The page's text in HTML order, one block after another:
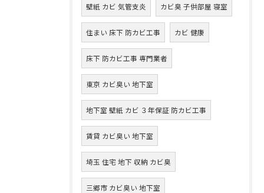
壁紙 カビ 気管支炎 カビ臭 子供部屋 寝室
住まい 床下 防カビ工事 カビ 健康
床下 防カビ工事 専門業者
東京 カビ臭い 地下室
地下室 壁紙 カビ ３年保証 防カビ工事
賃貸 カビ臭い 地下室
埼玉 住宅 地下 収納 カビ臭
三郷市 カビ臭い 地下室